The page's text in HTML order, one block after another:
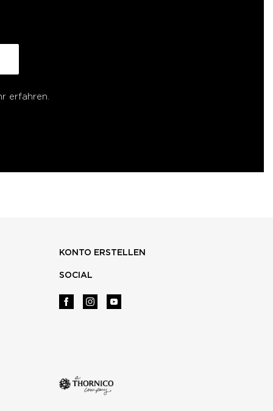
erfahren.
KONTO ERSTELLEN
SOCIAL